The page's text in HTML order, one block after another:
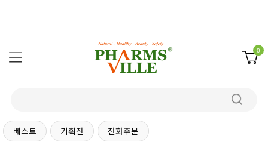
0
베스트 기획전 전화주문